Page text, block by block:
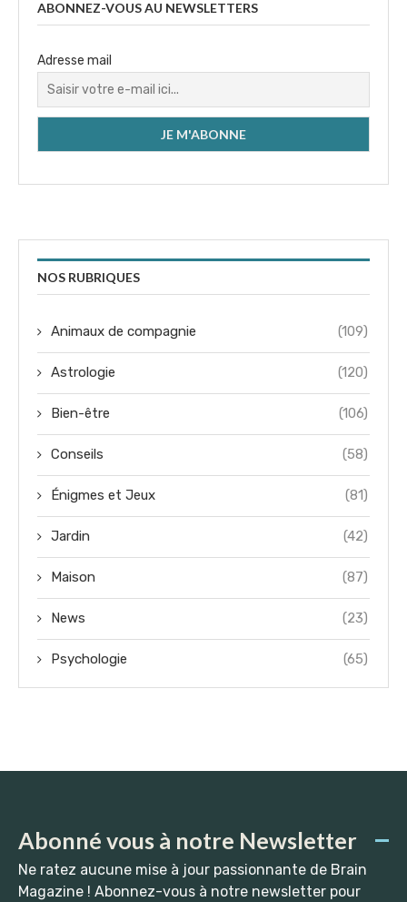
ABONNEZ-VOUS AU NEWSLETTERS
Adresse mail
NOS RUBRIQUES
Animaux de compagnie (109)
Astrologie (120)
Bien-être (106)
Conseils (58)
Énigmes et Jeux (81)
Jardin (42)
Maison (87)
News (23)
Psychologie (65)
Abonné vous à notre Newsletter
Ne ratez aucune mise à jour passionnante de Brain
Magazine ! Abonnez-vous à notre newsletter pour